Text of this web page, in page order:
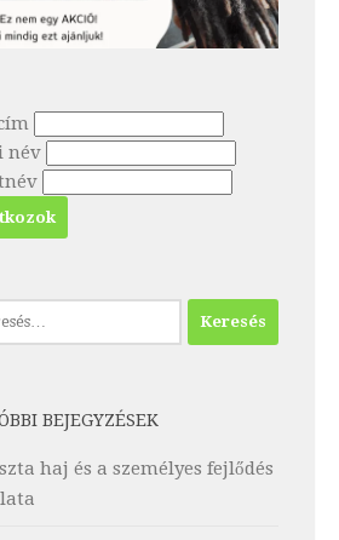
név
BEJEGYZÉSEK
haj és a személyes fejlődés